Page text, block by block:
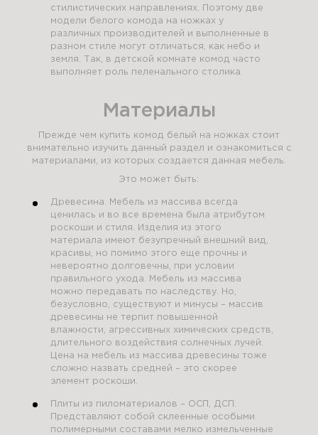
стилистических направлениях. Поэтому две
модели белого комода на ножках у
различных производителей и выполненные в
разном стиле могут отличаться, как небо и
земля. Так, в детской комнате комод часто
выполняет роль пеленального столика.
Материалы
Прежде чем купить комод белый на ножках стоит
внимательно изучить данный раздел и ознакомиться с
материалами, из которых создается данная мебель.
Это может быть:
Древесина. Мебель из массива всегда
ценилась и во все времена была атрибутом
роскоши и стиля. Изделия из этого
материала имеют безупречный внешний вид,
красивы, но помимо этого еще прочны и
невероятно долговечны, при условии
правильного ухода. Мебель из массива
можно передавать по наследству. Но,
безусловно, существуют и минусы – массив
древесины не терпит повышенной
влажности, агрессивных химических средств,
длительного воздействия солнечных лучей.
Цена на мебель из массива древесины тоже
сложно назвать средней – это скорее
элемент роскоши.
Плиты из пиломатериалов – ОСП, ДСП.
Представляют собой склеенные особыми
полимерными составами мелко измельченные